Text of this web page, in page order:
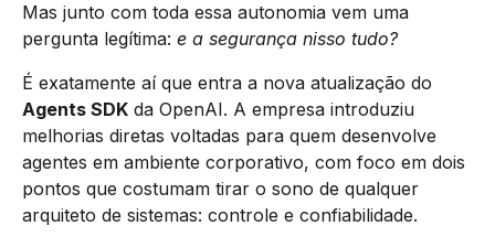
Mas junto com toda essa autonomia vem uma
pergunta legítima: e a segurança nisso tudo?
É exatamente aí que entra a nova atualização do
Agents SDK da OpenAI. A empresa introduziu
melhorias diretas voltadas para quem desenvolve
agentes em ambiente corporativo, com foco em dois
pontos que costumam tirar o sono de qualquer
arquiteto de sistemas: controle e confiabilidade.